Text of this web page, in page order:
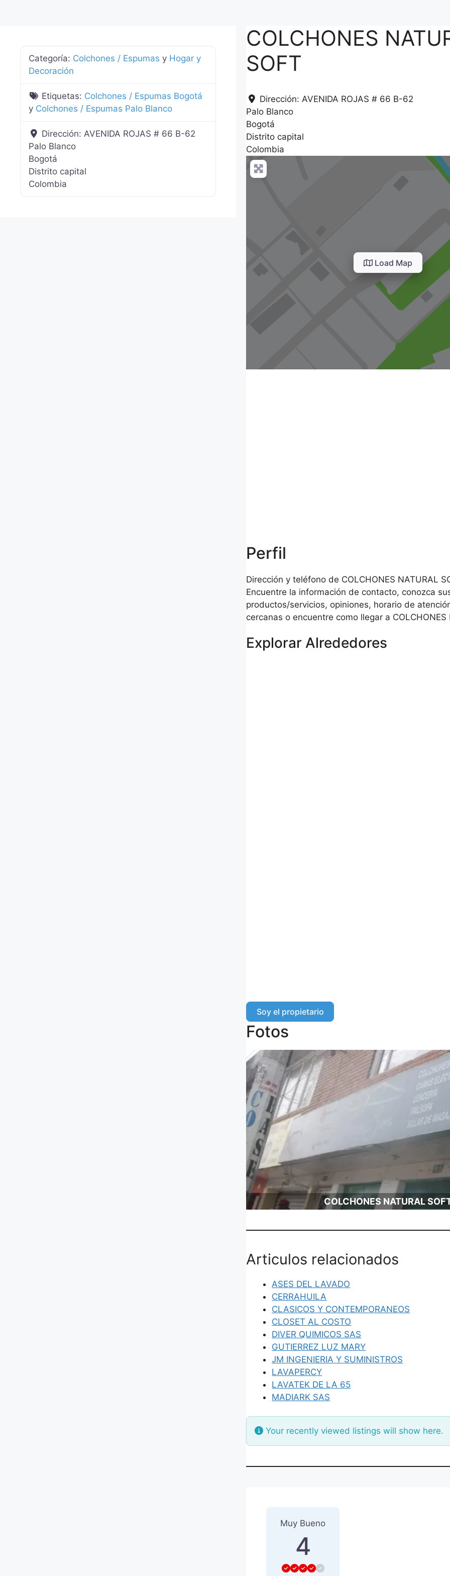
COLCHONES
SOFT
Dirección: AVENIDA ROJAS # 66 B-62
Palo Blanco
Bogotá
Distrito capital
Colombia
Load Map
Perfil
Dirección y teléfono de COLCHONES NATURAL
Encuentre la información de contacto, conozca
productos/servicios, opiniones, horario de
cercanas o encuentre como llegar a COLCHONES
Explorar Alrededores
Soy el propietario
Fotos
COLCHONES NATURAL
Articulos relacionados
ASES DEL LAVADO
CERRAHUILA
CLASICOS Y CONTEMPORANEOS
CLOSET AL COSTO
DIVER QUIMICOS SAS
GUTIERREZ LUZ MARY
JM INGENIERIA Y SUMINISTROS
LAVAPERCY
LAVATEK DE LA 65
MADIARK SAS
Your recently viewed listings will show here.
Muy Bueno
4
Categoría: Colchones / Espumas y Hogar y
Decoración
Etiquetas: Colchones / Espumas Bogotá
y Colchones / Espumas Palo Blanco
Dirección:AVENIDA ROJAS # 66 B-62
Palo Blanco
Bogotá
Distrito capital
Colombia